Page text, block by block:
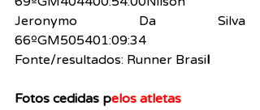
Jeronymo Da Silva
66ºGM505401:09:34
Fonte/resultados: Runner Brasil
Fotos cedidas pelos atletas